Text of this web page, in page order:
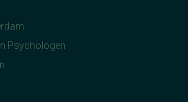
Psychologen